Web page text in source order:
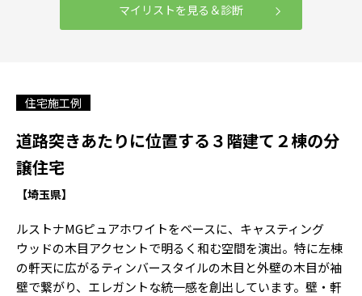
マイリストを見る＆診断
住宅施工例
道路突きあたりに位置する３階建て２棟の分
譲住宅
【埼玉県】
ルストナMGピュアホワイトをベースに、キャスティング
ウッドの木目アクセントで明るく和む空間を演出。特に左棟
の軒天に広がるティンバースタイルの木目と外壁の木目が袖
壁で繋がり、エレガントな統一感を創出しています。壁・軒